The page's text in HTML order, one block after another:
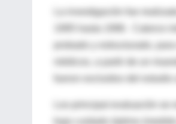
La investigación fue
fueron excluidos del